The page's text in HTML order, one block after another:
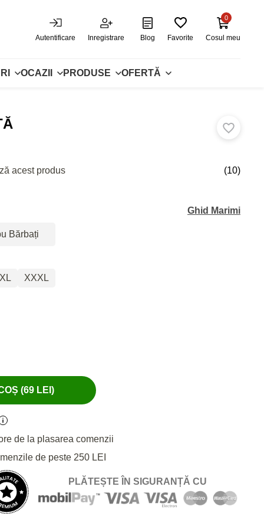
Autentificare Inregistrare Blog Favorite Cosul meu
0
OCAZII PRODUSE OFERTĂ
acest produs
(10)
Ghid Marimi
Bărbați
XXXL
(69 LEI)
de la plasarea comenzii
de peste 250 LEI
PLĂTEȘTE ÎN SIGURANȚĂ CU